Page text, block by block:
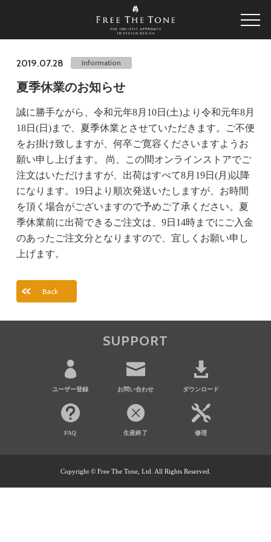
2019.07.28 Information
夏季休業のお知らせ
誠に勝手ながら、令和元年8月10日(土)より令和元年8月
18日(日)まで、夏季休業とさせていただきます。ご不便
をお掛け致しますが、何卒ご寛容くださいますようお
願い申し上げます。 尚、この間オンラインストアでご
注文はいただけますが、出荷はすべて8月19日(月)以降
になります。19日より順次発送いたしますが、お時間
を頂く場合がございますので予めご了承ください。夏
季休業前に出荷できるご注文は、9日14時までにご入金
のあったご注文分となりますので、宜しくお願い申し
上げます。
Back
SUPPORT
ユーザー登録 お問い合わせ ダウンロード
FAQ 生産終了 修理
Copyright © Free The Tone, Ltd. All Rights Reserved.